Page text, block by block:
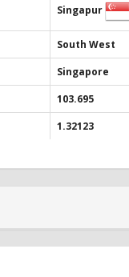
Singapur
South West
Singapore
103.695
1.32123